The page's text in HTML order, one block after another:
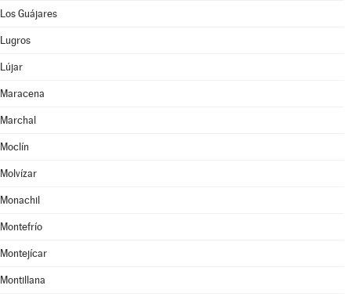
Los Guájares
Lugros
Lújar
Maracena
Marchal
Moclín
Molvízar
Monachil
Montefrío
Montejícar
Montillana